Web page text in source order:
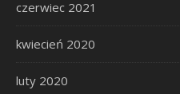
czerwiec 2021
kwiecień 2020
luty 2020